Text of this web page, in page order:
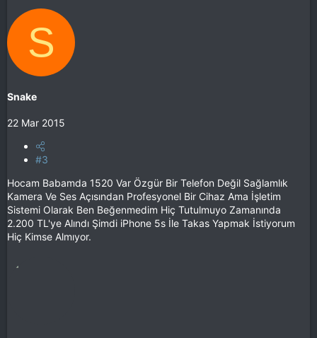
S
Snake
22 Mar 2015
#3
Hocam Babamda 1520 Var Özgür Bir Telefon Değil Sağlamlık
Kamera Ve Ses Açısından Profesyonel Bir Cihaz Ama İşletim
Sistemi Olarak Ben Beğenmedim Hiç Tutulmuyo Zamanında
2.200 TL'ye Alındı Şimdi iPhone 5s İle Takas Yapmak İstiyorum
Hiç Kimse Almıyor.